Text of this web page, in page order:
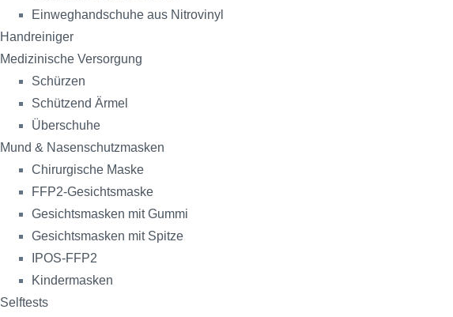
Einweghandschuhe aus Nitrovinyl
Handreiniger
Medizinische Versorgung
Schürzen
Schützend Ärmel
Überschuhe
Mund & Nasenschutzmasken
Chirurgische Maske
FFP2-Gesichtsmaske
Gesichtsmasken mit Gummi
Gesichtsmasken mit Spitze
IPOS-FFP2
Kindermasken
Selftests